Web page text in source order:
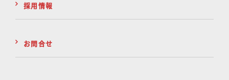
採用情報
お問合せ